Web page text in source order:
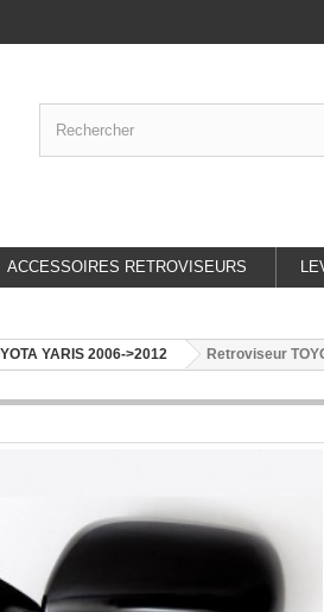
ACCESSOIRES RETROVISEURS
YARIS 2006->2012 Retroviseur